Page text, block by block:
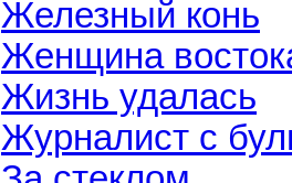
Железный конь
Женщина
Жизнь удалась
Журналист с